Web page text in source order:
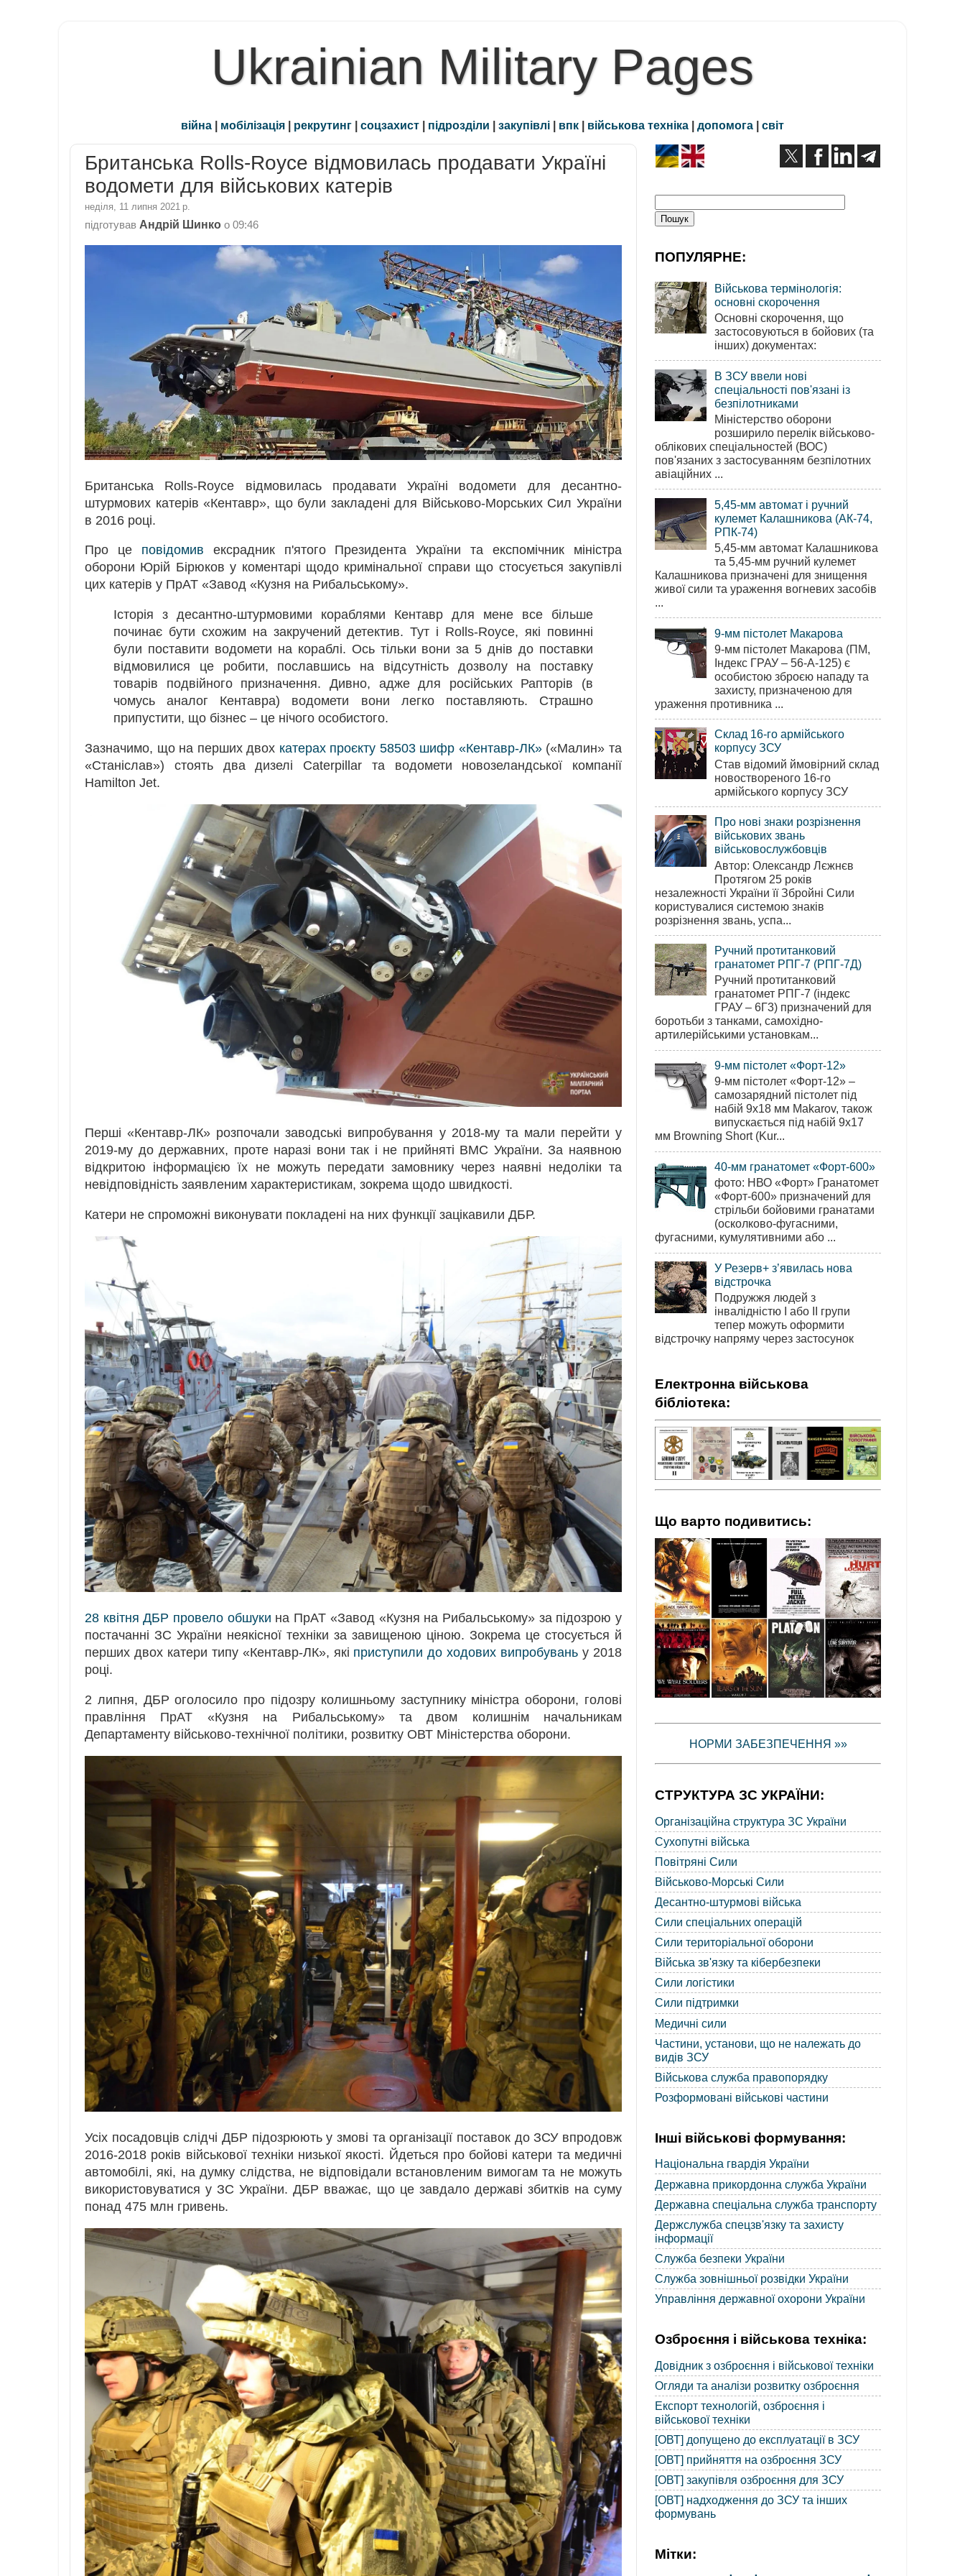
Ukrainian Military Pages
війна | мобілізація | рекрутинг | соцзахист | підрозділи | закупівлі | впк | військова техніка | допомога | світ
Британська Rolls-Royce відмовилась продавати Україні
водомети для військових катерів
неділя, 11 липня 2021 р.
підготував Андрій Шинко о 09:46
Британська Rolls-Royce відмовилась продавати Україні водомети для десантно-
штурмових катерів «Кентавр», що були закладені для Військово-Морських Сил України
в 2016 році.
Про це повідомив ексрадник п'ятого Президента України та експомічник міністра
оборони Юрій Бірюков у коментарі щодо кримінальної справи що стосується закупівлі
цих катерів у ПрАТ «Завод «Кузня на Рибальському».
Історія з десантно-штурмовими кораблями Кентавр для мене все більше
починає бути схожим на закручений детектив. Тут і Rolls-Royce, які повинні
були поставити водомети на кораблі. Ось тільки вони за 5 днів до поставки
відмовилися це робити, пославшись на відсутність дозволу на поставку
товарів подвійного призначення. Дивно, адже для російських Рапторів (в
чомусь аналог Кентавра) водомети вони легко поставляють. Страшно
припустити, що бізнес – це нічого особистого.
Зазначимо, що на перших двох катерах проєкту 58503 шифр «Кентавр-ЛК»(«Малин» та
«Станіслав») стоять два дизелі Caterpillar та водомети новозеландської компанії
Hamilton Jet.
Перші «Кентавр-ЛК» розпочали заводські випробування у 2018-му та мали перейти у
2019-му до державних, проте наразі вони так і не прийняті ВМС України. За наявною
відкритою інформацією їх не можуть передати замовнику через наявні недоліки та
невідповідність заявленим характеристикам, зокрема щодо швидкості.
Катери не спроможні виконувати покладені на них функції зацікавили ДБР.
28 квітня ДБР провело обшуки на ПрАТ «Завод «Кузня на Рибальському» за підозрою у
постачанні ЗС України неякісної техніки за завищеною ціною. Зокрема це стосується й
перших двох катери типу «Кентавр-ЛК», які приступили до ходових випробувань у 2018
році.
2 липня, ДБР оголосило про підозру колишньому заступнику міністра оборони, голові
правління ПрАТ «Кузня на Рибальському» та двом колишнім начальникам
Департаменту військово-технічної політики, розвитку ОВТ Міністерства оборони.
Усіх посадовців слідчі ДБР підозрюють у змові та організації поставок до ЗСУ впродовж
2016-2018 років військової техніки низької якості. Йдеться про бойові катери та медичні
автомобілі, які, на думку слідства, не відповідали встановленим вимогам та не можуть
використовуватися у ЗС України. ДБР вважає, що це завдало державі збитків на суму
понад 475 млн гривень.
ПОПУЛЯРНЕ:
Військова термінологія:
основні скорочення
Основні скорочення, що
застосовуються в бойових (та
інших) документах:
В ЗСУ ввели нові
спеціальності пов'язані із
безпілотниками
Міністерство оборони
розширило перелік військово-
облікових спеціальностей (ВОС)
пов'язаних з застосуванням безпілотних
авіаційних ...
5,45-мм автомат і ручний
кулемет Калашникова (АК-74,
РПК-74)
5,45-мм автомат Калашникова
та 5,45-мм ручний кулемет
Калашникова призначені для знищення
живої сили та ураження вогневих засобів
...
9-мм пістолет Макарова
9-мм пістолет Макарова (ПМ,
Індекс ГРАУ – 56-А-125) є
особистою зброєю нападу та
захисту, призначеною для
ураження противника ...
Склад 16-го армійського
корпусу ЗСУ
Став відомий ймовірний склад
новоствореного 16-го
армійського корпусу ЗСУ
Про нові знаки розрізнення
військових звань
військовослужбовців
Автор: Олександр Лєжнєв
Протягом 25 років
незалежності України її Збройні Сили
користувалися системою знаків
розрізнення звань, успа...
Ручний протитанковий
гранатомет РПГ-7 (РПГ-7Д)
Ручний протитанковий
гранатомет РПГ-7 (індекс
ГРАУ – 6Г3) призначений для
боротьби з танками, самохідно-
артилерійськими установкам...
9-мм пістолет «Форт-12»
9-мм пістолет «Форт-12» –
самозарядний пістолет під
набій 9х18 мм Makarov, також
випускається під набій 9х17
мм Browning Short (Kur...
40-мм гранатомет «Форт-600»
фото: НВО «Форт» Гранатомет
«Форт-600» призначений для
стрільби бойовими гранатами
(осколково-фугасними,
фугасними, кумулятивними або ...
У Резерв+ з’явилась нова
відстрочка
Подружжя людей з
інвалідністю І або ІІ групи
тепер можуть оформити
відстрочку напряму через застосунок
Електронна військова
бібліотека:
Що варто подивитись:
НОРМИ ЗАБЕЗПЕЧЕННЯ »»
СТРУКТУРА ЗС УКРАЇНИ:
Організаційна структура ЗС України
Сухопутні війська
Повітряні Сили
Військово-Морські Сили
Десантно-штурмові війська
Сили спеціальних операцій
Сили територіальної оборони
Війська зв'язку та кібербезпеки
Сили логістики
Сили підтримки
Медичні сили
Частини, установи, що не належать до
видів ЗСУ
Військова служба правопорядку
Розформовані військові частини
Інші військові формування:
Національна гвардія України
Державна прикордонна служба України
Державна спеціальна служба транспорту
Держслужба спецзв'язку та захисту
інформації
Служба безпеки України
Служба зовнішньої розвідки України
Управління державної охорони України
Озброєння і військова техніка:
Довідник з озброєння і військової техніки
Огляди та аналізи розвитку озброєння
Експорт технологій, озброєння і
військової техніки
[ОВТ] допущено до експлуатації в ЗСУ
[ОВТ] прийняття на озброєння ЗСУ
[ОВТ] закупівля озброєння для ЗСУ
[ОВТ] надходження до ЗСУ та інших
формувань
Мітки: